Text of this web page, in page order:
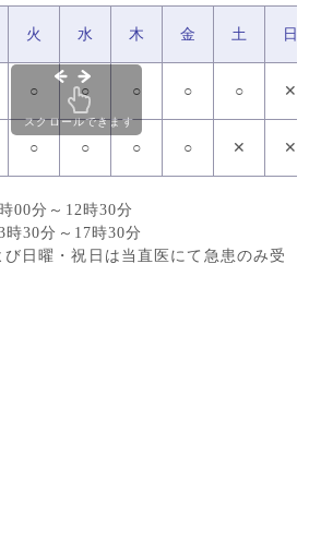
火 水 木 金 土 日
○ ○ ○ ○ ○ ✕
○ ○ ○ ○ ✕ ✕
スクロールできます
00分～12時30分
30分～17時30分
日曜・祝日は当直医にて急患のみ受